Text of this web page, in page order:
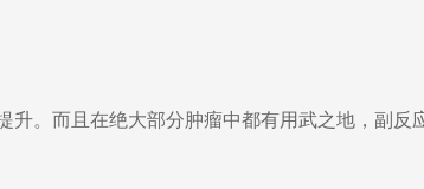
。而且在绝大部分肿瘤中都有用武之地，副反